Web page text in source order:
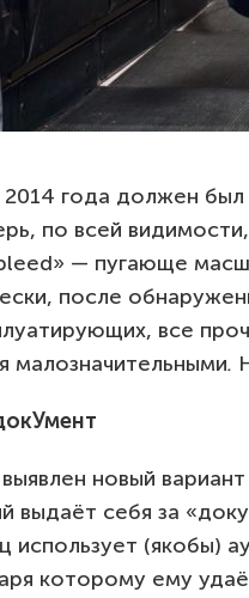
года должен был
по всей
— пугающе
после
все
малозначительными.
новый
выдаёт себя за
использует (якобы)
которому ему